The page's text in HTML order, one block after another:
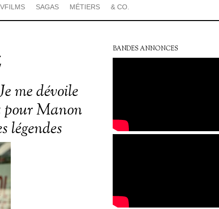
SAGAS MÉTIERS & CO.
me dévoile
pour Manon
légendes
BANDES ANNONCES